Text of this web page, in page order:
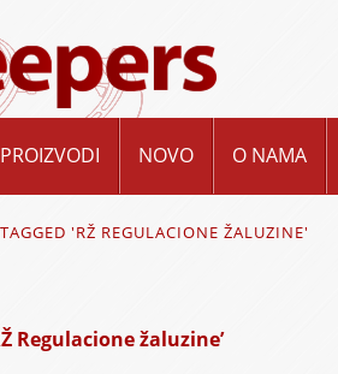
PROIZVODI NOVO O NAMA
'RŽ REGULACIONE ŽALUZINE'
Regulacione žaluzine’